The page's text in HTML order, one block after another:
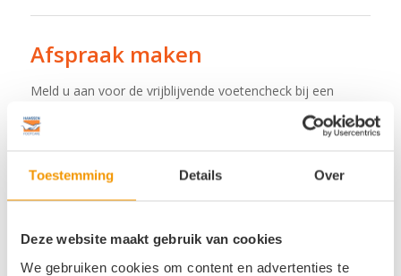
Toestemming Details Over
Deze website maakt gebruik van cookies
We gebruiken cookies om content en advertenties te
Afspraak maken
Meld u aan voor de vrijblijvende voetencheck bij een
vestiging in de buurt. Onze voetspecialist bespreekt met u
de klachten, onderzoekt uw voeten en voert een
verplichtingen.